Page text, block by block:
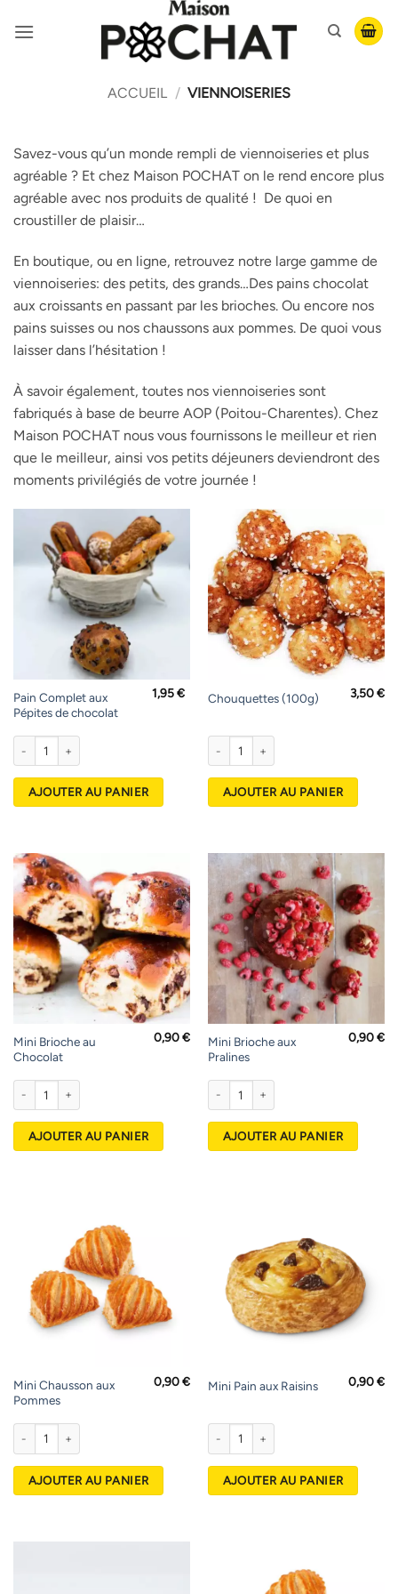
ACCUEIL / VIENNOISERIES
Savez-vous qu’un monde rempli de viennoiseries et plus
agréable ? Et chez Maison POCHAT on le rend encore plus
agréable avec nos produits de qualité ! De quoi en
croustiller de plaisir…
En boutique, ou en ligne, retrouvez notre large gamme de
viennoiseries: des petits, des grands…Des pains chocolat
aux croissants en passant par les brioches. Ou encore nos
pains suisses ou nos chaussons aux pommes. De quoi vous
laisser dans l’hésitation !
À savoir également, toutes nos viennoiseries sont
fabriqués à base de beurre AOP (Poitou-Charentes). Chez
Maison POCHAT nous vous fournissons le meilleur et rien
que le meilleur, ainsi vos petits déjeuners deviendront des
moments privilégiés de votre journée !
Pain Complet aux
Pépites de chocolat
1,95€
quantité de Pain Complet aux Pépites de chocolat
AJOUTER AU PANIER
Chouquettes (100g) 3,50€
quantité de Chouquettes (100g)
AJOUTER AU PANIER
Mini Brioche au
Chocolat
0,90€
AJOUTER AU PANIER
Mini Brioche aux
Pralines
0,90€
AJOUTER AU PANIER
Mini Chausson aux
Pommes
0,90€
quantité de Mini Chausson aux Pommes
AJOUTER AU PANIER
Mini Pain aux Raisins 0,90€
quantité de Mini Pain aux Raisins
AJOUTER AU PANIER